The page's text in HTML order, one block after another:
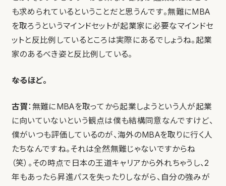
も求められているということだと思うんです。無難にMBA
を取ろうというマインドセットが起業家に必要なマインドセ
ットと反比例しているところは実際にあるでしょうね。起業
家のあるべき姿と反比例している。
――なるほど。
古賀：無難にMBAを取ってから起業しようという人が起業
に向いていないという観点は僕も結構同意なんですけど、
僕がいつも評価しているのが、海外のMBAを取りに行く人
たちなんですね。それは全然無難じゃないですからね
（笑）。その時点で日本の王道キャリアから外れちゃうし、2
年もあったら昇進パスを失ったりしながら、自分の強みが